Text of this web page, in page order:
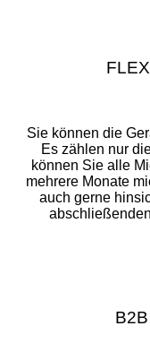
Sie können die
Es zählen nur
können Sie alle
mehrere Monate
auch gerne